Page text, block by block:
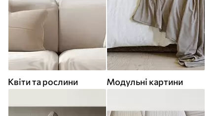
Квіти та рослини Модульні картини